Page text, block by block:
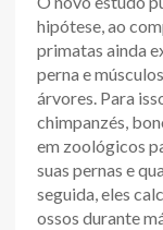
hipótese, ao
primatas ainda
perna e
árvores. Para
chimpanzés,
em zoológicos
suas pernas e
seguida, eles
ossos durante